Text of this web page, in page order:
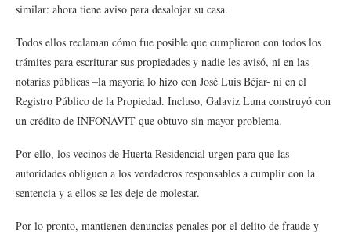
similar: ahora tiene aviso para desalojar su casa.
Todos ellos reclaman cómo fue posible que cumplieron con todos los
trámites para escriturar sus propiedades y nadie les avisó, ni en las
notarías públicas –la mayoría lo hizo con José Luis Béjar- ni en el
Registro Público de la Propiedad. Incluso, Galaviz Luna construyó con
un crédito de INFONAVIT que obtuvo sin mayor problema.
Por ello, los vecinos de Huerta Residencial urgen para que las
autoridades obliguen a los verdaderos responsables a cumplir con la
sentencia y a ellos se les deje de molestar.
Por lo pronto, mantienen denuncias penales por el delito de fraude y